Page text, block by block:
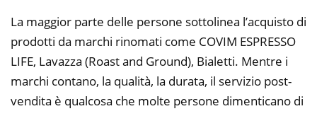
La maggior parte delle persone sottolinea l’acquisto di
prodotti da marchi rinomati come COVIM ESPRESSO
LIFE, Lavazza (Roast and Ground), Bialetti. Mentre i
marchi contano, la qualità, la durata, il servizio post-
vendita è qualcosa che molte persone dimenticano di